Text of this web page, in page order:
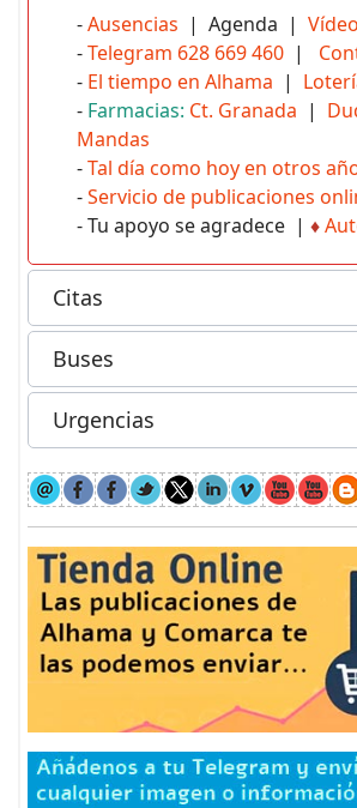
-Ausencias | Agenda |
-Telegram 628 669 460 |
- El tiempo en Alhama |
- Farmacias: Ct. Granada |
Mandas
-Tal día como hoy en otros
-Servicio de publicaciones
- Tu apoyo se agradece | ♦
Citas
Buses
Urgencias